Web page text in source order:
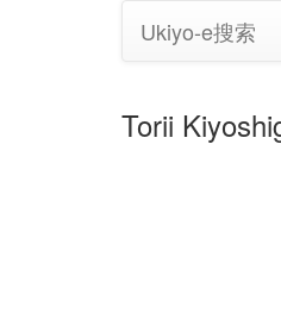
Ukiyo-e搜索
Torii